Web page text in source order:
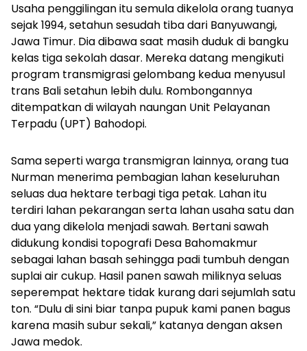
Usaha penggilingan itu semula dikelola orang tuanya
sejak 1994, setahun sesudah tiba dari Banyuwangi,
Jawa Timur. Dia dibawa saat masih duduk di bangku
kelas tiga sekolah dasar. Mereka datang mengikuti
program transmigrasi gelombang kedua menyusul
trans Bali setahun lebih dulu. Rombongannya
ditempatkan di wilayah naungan Unit Pelayanan
Terpadu (UPT) Bahodopi.
Sama seperti warga transmigran lainnya, orang tua
Nurman menerima pembagian lahan keseluruhan
seluas dua hektare terbagi tiga petak. Lahan itu
terdiri lahan pekarangan serta lahan usaha satu dan
dua yang dikelola menjadi sawah. Bertani sawah
didukung kondisi topografi Desa Bahomakmur
sebagai lahan basah sehingga padi tumbuh dengan
suplai air cukup. Hasil panen sawah miliknya seluas
seperempat hektare tidak kurang dari sejumlah satu
ton. “Dulu di sini biar tanpa pupuk kami panen bagus
karena masih subur sekali,” katanya dengan aksen
Jawa medok.